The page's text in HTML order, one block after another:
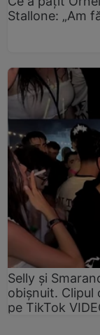
Stallone: „Am
Selly și
obișnuit. Clipul
pe TikTok